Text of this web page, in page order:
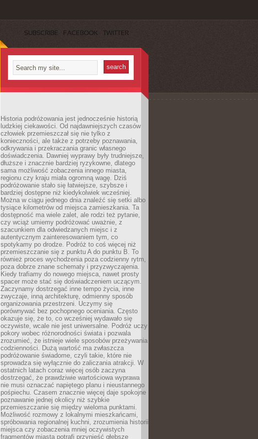
SUBSCRIBE FACEBOOK TWITTER
Historia podróżowania jest jednocześnie historią
ludzkiej ciekawości. Od najdawniejszych czasów
człowiek przemieszczał się nie tylko z
konieczności, ale także z potrzeby poznawania,
odkrywania i przekraczania granic własnego
doświadczenia. Dawniej wyprawy były trudniejsze,
dłuższe i znacznie bardziej ryzykowne, dlatego
sama możliwość zobaczenia innego miasta,
regionu czy kraju miała ogromną wagę. Dziś
podróżowanie stało się łatwiejsze, szybsze i
bardziej dostępne niż kiedykolwiek wcześniej.
Można w ciągu jednego dnia znaleźć się setki albo
tysiące kilometrów od miejsca zamieszkania. Ta
dostępność ma wiele zalet, ale rodzi też pytanie,
czy wciąż umiemy podróżować uważnie, z
szacunkiem dla odwiedzanych miejsc i z
autentycznym zainteresowaniem tym, co
spotykamy po drodze. Podróż to coś więcej niż
przemieszczanie się z punktu A do punktu B. To
również proces wychodzenia poza codzienny rytm,
poza dobrze znane schematy i przyzwyczajenia.
Kiedy trafiamy do nowego miejsca, nawet prosty
spacer może stać się doświadczeniem uczącym.
Zaczynamy dostrzegać inne tempo życia, inne
zwyczaje, inną architekturę, odmienny sposób
organizowania przestrzeni. Uczymy się
porównywać bez pochopnego oceniania. Często
okazuje się, że to, co wcześniej wydawało się
oczywiste, wcale nie jest uniwersalne. Podróż uczy
pokory wobec różnorodności świata i pozwala
zrozumieć, że istnieje wiele sposobów przeżywania
codzienności. Dużą wartość ma zwłaszcza
podróżowanie świadome, czyli takie, które nie
sprowadza się wyłącznie do zaliczania atrakcji. W
ostatnich latach coraz więcej osób zaczyna
dostrzegać, że prawdziwie wartościowa wyprawa
nie musi oznaczać napiętego planu i nieustannego
pośpiechu. Czasem znacznie więcej daje spokojne
poznawanie jednej okolicy niż szybkie
przemieszczanie się między wieloma punktami.
Możliwość rozmowy z lokalnymi mieszkańcami,
spróbowania regionalnej kuchni, zrozumienia historii
miejsca czy zobaczenia mniej oczywistych
fragmentów miasta potrafi przynieść głębsze